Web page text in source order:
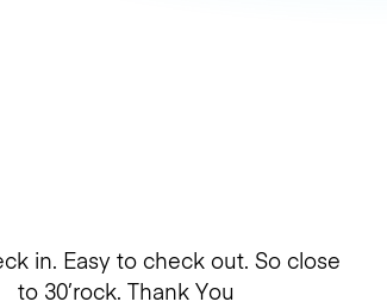
in. Easy to check out. So close
to 30’rock. Thank You